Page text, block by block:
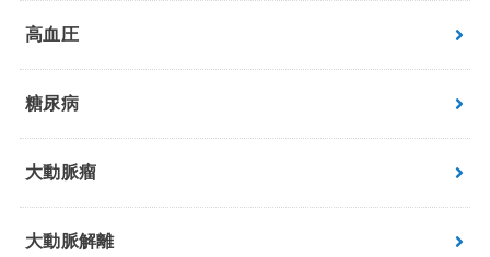
高血圧
糖尿病
大動脈瘤
大動脈解離